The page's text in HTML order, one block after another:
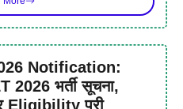
Notification:
2026 भर्ती सूचना,
Eligibility पूरी